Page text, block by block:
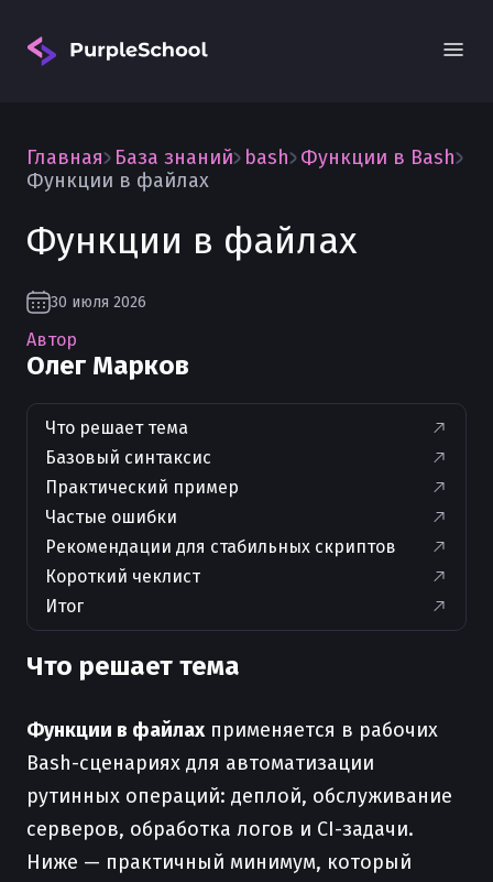
Главная База знаний bash Функции в Bash
Функции в файлах
Функции в файлах
30 июля 2026
Автор
Олег Марков
Что решает тема
Базовый синтаксис
Практический пример
Частые ошибки
Рекомендации для стабильных скриптов
Короткий чеклист
Итог
Что решает тема
Функции в файлахприменяется в рабочих
Bash-сценариях для автоматизации
рутинных операций: деплой, обслуживание
серверов, обработка логов и CI-задачи.
Ниже — практичный минимум, который